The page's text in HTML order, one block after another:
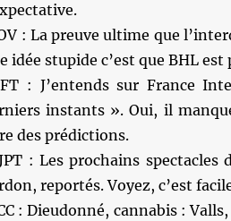
: La preuve ultime que
idée stupide c’est que BHL est
: J’entends sur France
instants ». Oui, il
des prédictions.
: Les prochains spectacles
reportés. Voyez, c’est
: Dieudonné, cannabis :